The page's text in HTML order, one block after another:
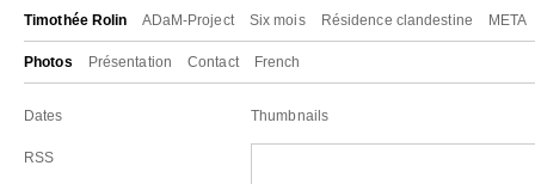
Timothée Rolin ADaM-Project Six mois Résidence clandestine META
Photos Présentation Contact French
Dates
RSS
Thumbnails